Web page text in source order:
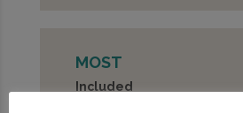
MOST
Included